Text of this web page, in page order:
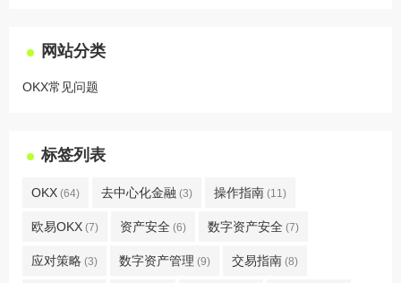
网站分类
OKX常见问题
标签列表
OKX (64) 去中心化金融 (3) 操作指南 (11)
欧易OKX (7) 资产安全 (6) 数字资产安全 (7)
应对策略 (3) 数字资产管理 (9) 交易指南 (8)